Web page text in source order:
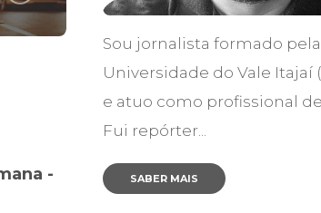
-
Sou jornalista formado pela
Universidade do Vale Itajaí
e atuo como profissional
Fui repórter...
SABER MAIS